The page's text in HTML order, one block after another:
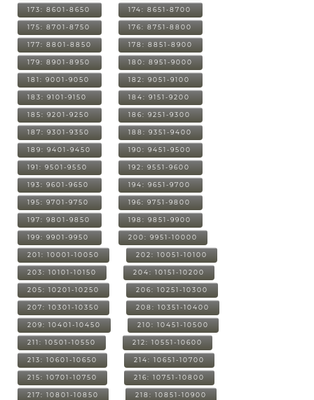
173: 8601-8650 174: 8651-8700
175: 8701-8750 176: 8751-8800
177: 8801-8850 178: 8851-8900
179: 8901-8950 180: 8951-9000
181: 9001-9050 182: 9051-9100
183: 9101-9150 184: 9151-9200
185: 9201-9250 186: 9251-9300
187: 9301-9350 188: 9351-9400
189: 9401-9450 190: 9451-9500
191: 9501-9550 192: 9551-9600
193: 9601-9650 194: 9651-9700
195: 9701-9750 196: 9751-9800
197: 9801-9850 198: 9851-9900
199: 9901-9950 200: 9951-10000
201: 10001-10050 202: 10051-10100
203: 10101-10150 204: 10151-10200
205: 10201-10250 206: 10251-10300
207: 10301-10350 208: 10351-10400
209: 10401-10450 210: 10451-10500
211: 10501-10550 212: 10551-10600
213: 10601-10650 214: 10651-10700
215: 10701-10750 216: 10751-10800
217: 10801-10850 218: 10851-10900